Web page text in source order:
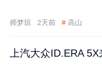
师梦琼 2天前 # 高山
上汽大众ID.ERA